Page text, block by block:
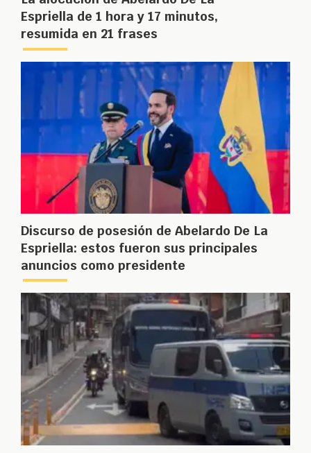
Espriella de 1 hora y 17 minutos,
resumida en 21 frases
Discurso de posesión de Abelardo De La
Espriella: estos fueron sus principales
anuncios como presidente